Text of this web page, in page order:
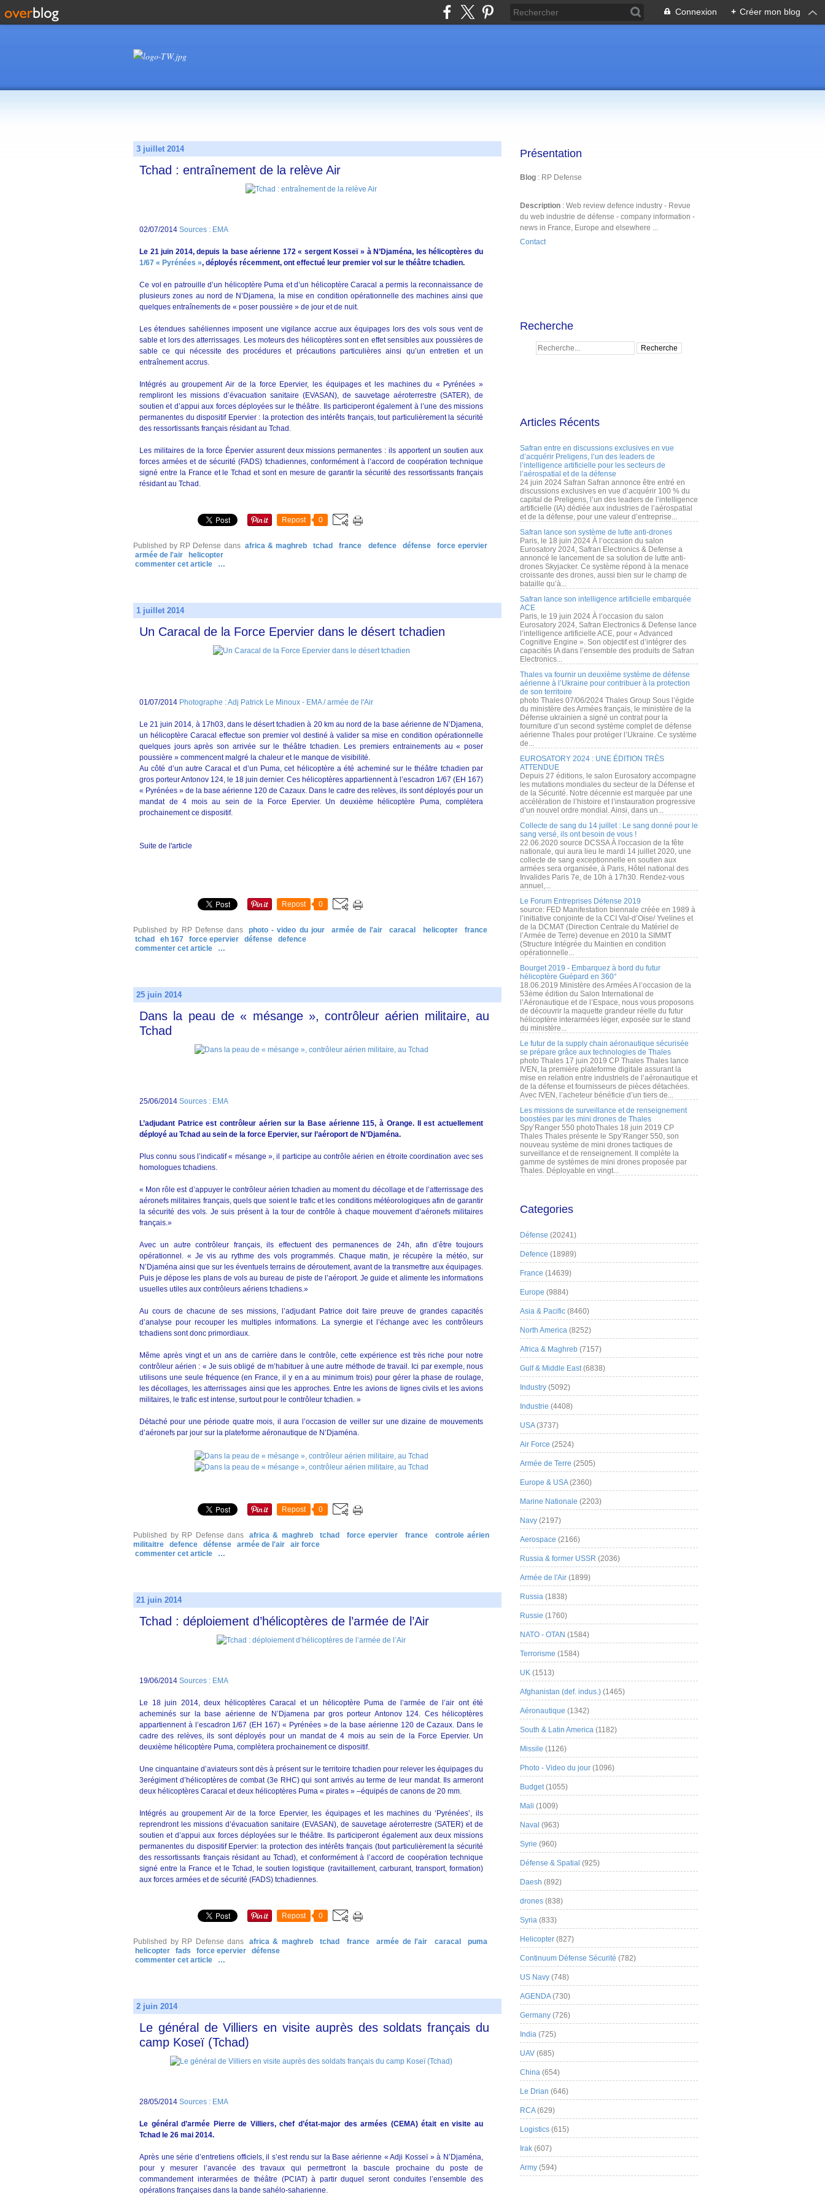
Connexion + Créer mon blog
3 juillet 2014
Tchad : entraînement de la relève Air
02/07/2014 Sources : EMA
Le 21 juin 2014, depuis la base aérienne 172 « sergent Kosseï » à N’Djaména, les hélicoptères du
1/67 « Pyrénées », déployés récemment, ont effectué leur premier vol sur le théâtre tchadien.
Ce vol en patrouille d’un hélicoptère Puma et d’un hélicoptère Caracal a permis la reconnaissance de
plusieurs zones au nord de N’Djamena, la mise en condition opérationnelle des machines ainsi que
quelques entraînements de « poser poussière » de jour et de nuit.
Les étendues sahéliennes imposent une vigilance accrue aux équipages lors des vols sous vent de
sable et lors des atterrissages. Les moteurs des hélicoptères sont en effet sensibles aux poussières de
sable ce qui nécessite des procédures et précautions particulières ainsi qu’un entretien et un
entraînement accrus.
Intégrés au groupement Air de la force Epervier, les équipages et les machines du « Pyrénées »
rempliront les missions d’évacuation sanitaire (EVASAN), de sauvetage aéroterrestre (SATER), de
soutien et d’appui aux forces déployées sur le théâtre. Ils participeront également à l’une des missions
permanentes du dispositif Epervier : la protection des intérêts français, tout particulièrement la sécurité
des ressortissants français résidant au Tchad.
Les militaires de la force Épervier assurent deux missions permanentes : ils apportent un soutien aux
forces armées et de sécurité (FADS) tchadiennes, conformément à l’accord de coopération technique
signé entre la France et le Tchad et sont en mesure de garantir la sécurité des ressortissants français
résidant au Tchad.
Repost 0
Published by RP Defense dans africa & maghreb tchad france defence défense
force epervier
armée de l'air
helicopter
commenter cet article
…
1 juillet 2014
Un Caracal de la Force Epervier dans le désert tchadien
01/07/2014 Photographe : Adj Patrick Le Minoux - EMA / armée de l'Air
Le 21 juin 2014, à 17h03, dans le désert tchadien à 20 km au nord de la base aérienne de N’Djamena,
un hélicoptère Caracal effectue son premier vol destiné à valider sa mise en condition opérationnelle
quelques jours après son arrivée sur le théâtre tchadien. Les premiers entrainements au « poser
poussière » commencent malgré la chaleur et le manque de visibilité.
Au côté d’un autre Caracal et d’un Puma, cet hélicoptère a été acheminé sur le théâtre tchadien par
gros porteur Antonov 124, le 18 juin dernier. Ces hélicoptères appartiennent à l’escadron 1/67 (EH 167)
« Pyrénées » de la base aérienne 120 de Cazaux. Dans le cadre des relèves, ils sont déployés pour un
mandat de 4 mois au sein de la Force Epervier. Un deuxième hélicoptère Puma, complètera
prochainement ce dispositif.
Suite de l'article
Repost 0
Published by RP Defense dans photo - video du jour armée de l'air caracal helicopter
france
tchad
eh 167 force epervier défense
defence
commenter cet article
…
25 juin 2014
Dans la peau de « mésange », contrôleur aérien militaire, au
Tchad
25/06/2014 Sources : EMA
L’adjudant Patrice est contrôleur aérien sur la Base aérienne 115, à Orange. Il est actuellement
déployé au Tchad au sein de la force Epervier, sur l’aéroport de N’Djaména.
Plus connu sous l’indicatif « mésange », il participe au contrôle aérien en étroite coordination avec ses
homologues tchadiens.
« Mon rôle est d’appuyer le contrôleur aérien tchadien au moment du décollage et de l’atterrissage des
aéronefs militaires français, quels que soient le trafic et les conditions météorologiques afin de garantir
la sécurité des vols. Je suis présent à la tour de contrôle à chaque mouvement d’aéronefs militaires
français.»
Avec un autre contrôleur français, ils effectuent des permanences de 24h, afin d’être toujours
opérationnel. « Je vis au rythme des vols programmés. Chaque matin, je récupère la météo, sur
N’Djaména ainsi que sur les éventuels terrains de déroutement, avant de la transmettre aux équipages.
Puis je dépose les plans de vols au bureau de piste de l’aéroport. Je guide et alimente les informations
usuelles utiles aux contrôleurs aériens tchadiens.»
Au cours de chacune de ses missions, l’adjudant Patrice doit faire preuve de grandes capacités
d’analyse pour recouper les multiples informations. La synergie et l’échange avec les contrôleurs
tchadiens sont donc primordiaux.
Même après vingt et un ans de carrière dans le contrôle, cette expérience est très riche pour notre
contrôleur aérien : « Je suis obligé de m’habituer à une autre méthode de travail. Ici par exemple, nous
utilisons une seule fréquence (en France, il y en a au minimum trois) pour gérer la phase de roulage,
les décollages, les atterrissages ainsi que les approches. Entre les avions de lignes civils et les avions
militaires, le trafic est intense, surtout pour le contrôleur tchadien. »
Détaché pour une période quatre mois, il aura l’occasion de veiller sur une dizaine de mouvements
d’aéronefs par jour sur la plateforme aéronautique de N’Djaména.
Repost 0
Published by RP Defense dans africa & maghreb tchad force epervier france
controle aérien
militaitre
defence défense armée de l'air
air force
commenter cet article
…
21 juin 2014
Tchad : déploiement d’hélicoptères de l’armée de l’Air
19/06/2014 Sources : EMA
Le 18 juin 2014, deux hélicoptères Caracal et un hélicoptère Puma de l’armée de l’air ont été
acheminés sur la base aérienne de N’Djamena par gros porteur Antonov 124. Ces hélicoptères
appartiennent à l’escadron 1/67 (EH 167) « Pyrénées » de la base aérienne 120 de Cazaux. Dans le
cadre des relèves, ils sont déployés pour un mandat de 4 mois au sein de la Force Epervier. Un
deuxième hélicoptère Puma, complètera prochainement ce dispositif.
Une cinquantaine d’aviateurs sont dès à présent sur le territoire tchadien pour relever les équipages du
3erégiment d’hélicoptères de combat (3e RHC) qui sont arrivés au terme de leur mandat. Ils armeront
deux hélicoptères Caracal et deux hélicoptères Puma « pirates » –équipés de canons de 20 mm.
Intégrés au groupement Air de la force Epervier, les équipages et les machines du ‘Pyrénées’, ils
reprendront les missions d’évacuation sanitaire (EVASAN), de sauvetage aéroterrestre (SATER) et de
soutien et d’appui aux forces déployées sur le théâtre. Ils participeront également aux deux missions
permanentes du dispositif Epervier: la protection des intérêts français (tout particulièrement la sécurité
des ressortissants français résidant au Tchad), et conformément à l’accord de coopération technique
signé entre la France et le Tchad, le soutien logistique (ravitaillement, carburant, transport, formation)
aux forces armées et de sécurité (FADS) tchadiennes.
Repost 0
Published by RP Defense dans africa & maghreb tchad france armée de l'air caracal
puma
helicopter
fads force epervier
défense
commenter cet article
…
2 juin 2014
Le général de Villiers en visite auprès des soldats français du
camp Koseï (Tchad)
28/05/2014 Sources : EMA
Le général d’armée Pierre de Villiers, chef d’état-major des armées (CEMA) était en visite au
Tchad le 26 mai 2014.
Après une série d’entretiens officiels, il s’est rendu sur la Base aérienne « Adji Kosseï » à N’Djaména,
pour y mesurer l’avancée des travaux qui permettront la bascule prochaine du poste de
commandement interarmées de théâtre (PCIAT) à partir duquel seront conduites l’ensemble des
opérations françaises dans la bande sahélo-saharienne.
Présentation
Blog : RP Defense
Description : Web review defence industry - Revue
du web industrie de défense - company information -
news in France, Europe and elsewhere ...
Contact
Recherche
Articles Récents
Safran entre en discussions exclusives en vue
d’acquérir Preligens, l’un des leaders de
l’intelligence artificielle pour les secteurs de
l’aérospatial et de la défense
24 juin 2024 Safran Safran annonce être entré en
discussions exclusives en vue d’acquérir 100 % du
capital de Preligens, l’un des leaders de l’intelligence
artificielle (IA) dédiée aux industries de l’aérospatial
et de la défense, pour une valeur d’entreprise...
Safran lance son système de lutte anti-drones
Paris, le 18 juin 2024 À l’occasion du salon
Eurosatory 2024, Safran Electronics & Defense a
annoncé le lancement de sa solution de lutte anti-
drones Skyjacker. Ce système répond à la menace
croissante des drones, aussi bien sur le champ de
bataille qu’à...
Safran lance son intelligence artificielle embarquée
ACE
Paris, le 19 juin 2024 À l’occasion du salon
Eurosatory 2024, Safran Electronics & Defense lance
l’intelligence artificielle ACE, pour « Advanced
Cognitive Engine ». Son objectif est d’intégrer des
capacités IA dans l’ensemble des produits de Safran
Electronics...
Thales va fournir un deuxième système de défense
aérienne à l’Ukraine pour contribuer à la protection
de son territoire
photo Thales 07/06/2024 Thales Group Sous l’égide
du ministère des Armées français, le ministère de la
Défense ukrainien a signé un contrat pour la
fourniture d’un second système complet de défense
aérienne Thales pour protéger l’Ukraine. Ce système
de...
EUROSATORY 2024 : UNE ÉDITION TRÈS
ATTENDUE
Depuis 27 éditions, le salon Eurosatory accompagne
les mutations mondiales du secteur de la Défense et
de la Sécurité. Notre décennie est marquée par une
accélération de l’histoire et l’instauration progressive
d’un nouvel ordre mondial. Ainsi, dans un...
Collecte de sang du 14 juillet : Le sang donné pour le
sang versé, ils ont besoin de vous !
22.06.2020 source DCSSA À l'occasion de la fête
nationale, qui aura lieu le mardi 14 juillet 2020, une
collecte de sang exceptionnelle en soutien aux
armées sera organisée, à Paris, Hôtel national des
Invalides Paris 7e, de 10h à 17h30. Rendez-vous
annuel,...
Le Forum Entreprises Défense 2019
source: FED Manifestation biennale créée en 1989 à
l’initiative conjointe de la CCI Val-d’Oise/ Yvelines et
de la DCMAT (Direction Centrale du Matériel de
l’Armée de Terre) devenue en 2010 la SIMMT
(Structure Intégrée du Maintien en condition
opérationnelle...
Bourget 2019 - Embarquez à bord du futur
hélicoptère Guépard en 360°
18.06.2019 Ministère des Armées A l’occasion de la
53ème édition du Salon International de
l’Aéronautique et de l’Espace, nous vous proposons
de découvrir la maquette grandeur réelle du futur
hélicoptère interarmées léger, exposée sur le stand
du ministère...
Le futur de la supply chain aéronautique sécurisée
se prépare grâce aux technologies de Thales
photo Thales 17 juin 2019 CP Thales Thales lance
IVEN, la première plateforme digitale assurant la
mise en relation entre industriels de l’aéronautique et
de la défense et fournisseurs de pièces détachées.
Avec IVEN, l’acheteur bénéficie d’un tiers de...
Les missions de surveillance et de renseignement
boostées par les mini drones de Thales
Spy’Ranger 550 photoThales 18 juin 2019 CP
Thales Thales présente le Spy’Ranger 550, son
nouveau système de mini drones tactiques de
surveillance et de renseignement. Il complète la
gamme de systèmes de mini drones proposée par
Thales. Déployable en vingt...
Categories
Défense (20241)
Defence (18989)
France (14639)
Europe (9884)
Asia & Pacific (8460)
North America (8252)
Africa & Maghreb (7157)
Gulf & Middle East(6838)
Industry (5092)
Industrie (4408)
USA(3737)
Air Force (2524)
Armée de Terre (2505)
Europe & USA(2360)
Marine Nationale (2203)
Navy (2197)
Aerospace (2166)
Russia & former USSR (2036)
Armée de l'Air (1899)
Russia (1838)
Russie (1760)
NATO - OTAN (1584)
Terrorisme (1584)
UK (1513)
Afghanistan (def. indus.) (1465)
Aéronautique (1342)
South & Latin America (1182)
Missile (1126)
Photo - Video du jour (1096)
Budget(1055)
Mali (1009)
Naval (963)
Syrie (960)
Défense & Spatial (925)
Daesh (892)
drones (838)
Syria (833)
Helicopter (827)
Continuum Défense Sécurité (782)
US Navy (748)
AGENDA(730)
Germany (726)
India (725)
UAV (685)
China (654)
Le Drian (646)
RCA(629)
Logistics (615)
Irak (607)
Army (594)